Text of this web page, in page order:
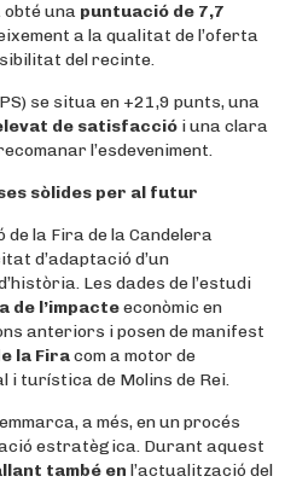
obté una puntuació de 7,7
a la qualitat de l’oferta
del recinte.
se situa en +21,9 punts, una
de satisfacció i una clara
l’esdeveniment.
sòlides per al futur
la Fira de la Candelera
d’adaptació d’un
Les dades de l’estudi
de l’impacteeconòmic en
anteriors i posen de manifest
la Firacom a motor de
i turística de Molins de Rei.
a més, en un procés
estratègica. Durant aquest
també en l’actualització del